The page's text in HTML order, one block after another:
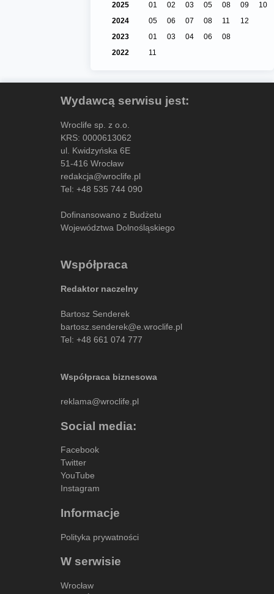
2025
01 02 03 05 08 09
10
2024
05 06 07 08 11
12
2023
01 03 04 06
08
2022
11
Wydawcą serwisu jest:
Wroclife sp. z o.o.
KRS: 0000613062
ul. Kwidzyńska 6E
51-416 Wrocław
redakcja@wroclife.pl
Tel: +48 535 744 090
Dofinansowano z Budżetu
Województwa Dolnośląskiego
Współpraca
Redaktor naczelny
Bartosz Senderek
bartosz.senderek@e.wroclife.pl
Tel: +48 661 074 777
Współpraca biznesowa
reklama@wroclife.pl
Social media:
Facebook
Twitter
YouTube
Instagram
Informacje
Polityka prywatności
W serwisie
Wrocław